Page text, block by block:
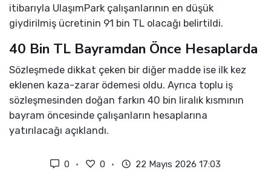
itibarıyla UlaşımPark çalışanlarının en düşük
giydirilmiş ücretinin 91 bin TL olacağı belirtildi.
40 Bin TL Bayramdan Önce Hesaplarda
Sözleşmede dikkat çeken bir diğer madde ise ilk kez
eklenen kaza-zarar ödemesi oldu. Ayrıca toplu iş
sözleşmesinden doğan farkın 40 bin liralık kısmının
bayram öncesinde çalışanların hesaplarına
yatırılacağı açıklandı.
0 0 22 Mayıs 2026 17:03